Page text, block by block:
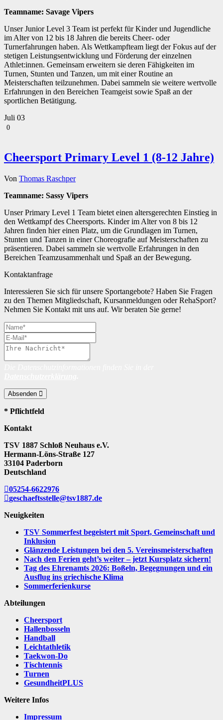
Teamname: Savage Vipers
Unser Junior Level 3 Team ist perfekt für Kinder und Jugendliche
im Alter von 12 bis 18 Jahren die bereits Cheer- oder
Turnerfahrungen haben. Als Wettkampfteam liegt der Fokus auf der
stetigen Leistungsentwicklung und Förderung der einzelnen
Athlet:innen. Gemeinsam erweitern sie deren Fähigkeiten im
Turnen, Stunten und Tanzen, um mit einer Routine an
Meisterschaften teilzunehmen. Dabei sammeln sie weitere wertvolle
Erfahrungen in den Bereichen Teamgeist sowie Spaß an der
sportlichen Betätigung.
Juli 03
0
Cheersport Primary Level 1 (8-12 Jahre)
Von Thomas Raschper
Teamname: Sassy Vipers
Unser Primary Level 1 Team bietet einen altersgerechten Einstieg in
den Wettkampf des Cheersports. Kinder im Alter von 8 bis 12
Jahren finden hier einen Platz, um die Grundlagen im Turnen,
Stunten und Tanzen in einer Choreografie auf Meisterschaften zu
präsentieren. Dabei sammeln sie wertvolle Erfahrungen in den
Bereichen Teamzusammenhalt und Spaß an der Bewegung.
Kontaktanfrage
Interessieren Sie sich für unsere Sportangebote? Haben Sie Fragen
zu den Themen Mitgliedschaft, Kursanmeldungen oder RehaSport?
Nehmen Sie Kontakt mit uns auf. Wir beraten Sie gerne!
Absenden
* Pflichtfeld
Kontakt
TSV 1887 Schloß Neuhaus e.V.
Hermann-Löns-Straße 127
33104 Paderborn
Deutschland
05254-6622976
geschaeftsstelle@tsv1887.de
Neuigkeiten
TSV Sommerfest begeistert mit Sport, Gemeinschaft und
Inklusion
Glänzende Leistungen bei den 5. Vereinsmeisterschaften
Nach den Ferien geht’s weiter – jetzt Kursplatz sichern!
Tag des Ehrenamts 2026: Boßeln, Begegnungen und ein
Ausflug ins griechische Klima
Sommerferienkurse
Abteilungen
Cheersport
Hallenbosseln
Handball
Leichtathletik
Taekwon-Do
Tischtennis
Turnen
GesundheitPLUS
Weitere Infos
Impressum